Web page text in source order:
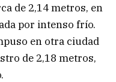
de 2,14 metros, en
por intenso frío.
en otra ciudad
de 2,18 metros,